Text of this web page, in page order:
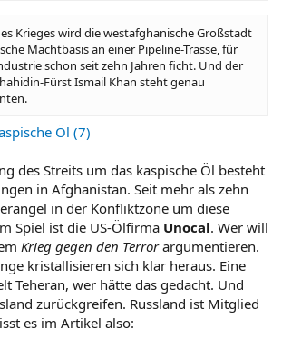
Krieges wird die westafghanische Großstadt
Machtbasis an einer Pipeline-Trasse, für
schon seit zehn Jahren ficht. Und der
Fürst Ismail Khan steht genau
Öl (7)
des Streits um das kaspische Öl besteht
in Afghanistan. Seit mehr als zehn
in der Konfliktzone um diese
Spiel ist die US-Ölfirma Unocal. Wer will
Krieg gegen den Terrorargumentieren.
kristallisieren sich klar heraus. Eine
Teheran, wer hätte das gedacht. Und
zurückgreifen. Russland ist Mitglied
es im Artikel also: